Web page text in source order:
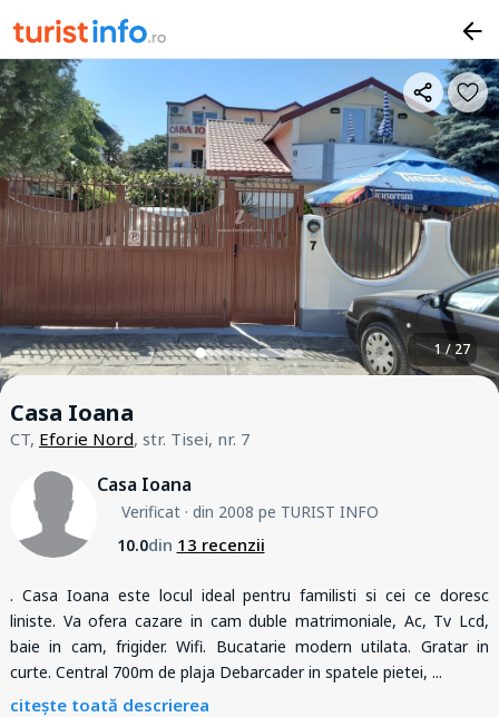
1 / 27
Casa Ioana
CT, Eforie Nord, str. Tisei, nr. 7
Casa Ioana
Verificat· din 2008 pe TURIST INFO
10.0din 13 recenzii
. Casa Ioana este locul ideal pentru familisti si cei ce doresc
liniste. Va ofera cazare in cam duble matrimoniale, Ac, Tv Lcd,
baie in cam, frigider. Wifi. Bucatarie modern utilata. Gratar in
curte. Central 700m de plaja Debarcader in spatele pietei, ...
citește toată descrierea